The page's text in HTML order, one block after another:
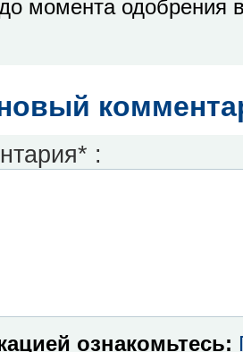
момента одобрения
:
ознакомьтесь: